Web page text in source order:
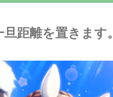
距離を置きます。